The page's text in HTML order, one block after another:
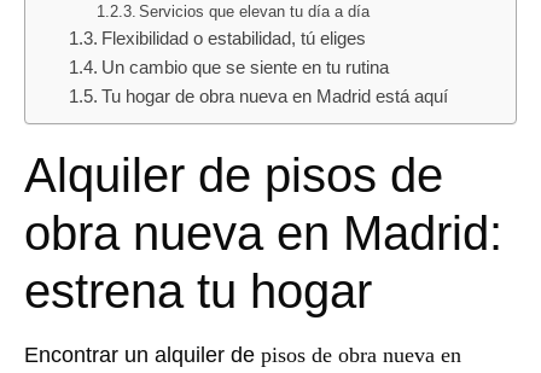
Servicios que elevan tu día a día
Flexibilidad o estabilidad, tú eliges
Un cambio que se siente en tu rutina
Tu hogar de obra nueva en Madrid está aquí
Alquiler de pisos de
obra nueva en Madrid:
estrena tu hogar
Encontrar un alquiler de pisos de obra nueva en